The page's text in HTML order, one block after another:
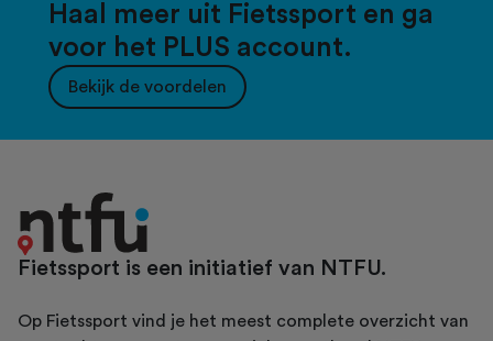
Haal meer uit Fietssport en ga
voor het PLUS account.
Bekijk de voordelen
Fietssport is een initiatief van NTFU.
Op Fietssport vind je het meest complete overzicht van